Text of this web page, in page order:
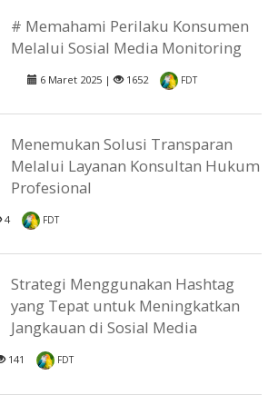
# Memahami Perilaku Konsumen
Melalui Sosial Media Monitoring
6 Maret 2025 | 1652 FDT
Menemukan Solusi Transparan
Melalui Layanan Konsultan Hukum
Profesional
4 FDT
Strategi Menggunakan Hashtag
yang Tepat untuk Meningkatkan
Jangkauan di Sosial Media
141 FDT